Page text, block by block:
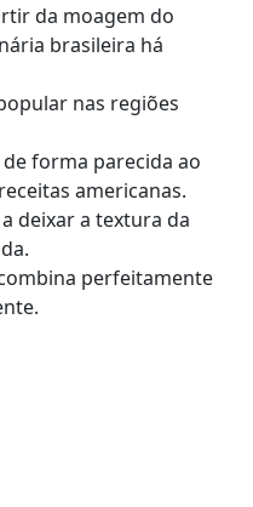
da moagem do
brasileira há
nas regiões
forma parecida ao
americanas.
deixar a textura da
perfeitamente